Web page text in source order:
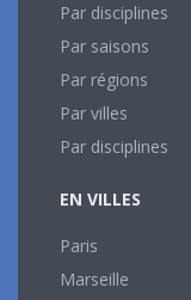
Par disciplines
Par saisons
Par régions
Par villes
Par disciplines
EN VILLES
Paris
Marseille